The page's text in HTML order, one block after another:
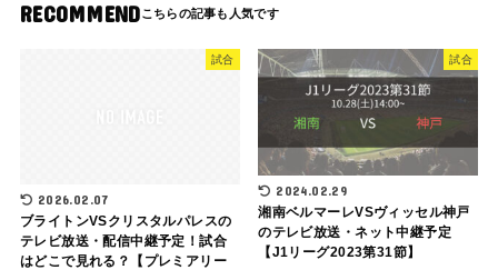
RECOMMEND
試合
2026.02.07
ブライトンVSクリスタルパレスの
テレビ放送・配信中継予定！試合
はどこで見れる？【プレミアリー
試合
2024.02.29
湘南ベルマーレVSヴィッセル神戸
のテレビ放送・ネット中継予定
【J1リーグ2023第31節】